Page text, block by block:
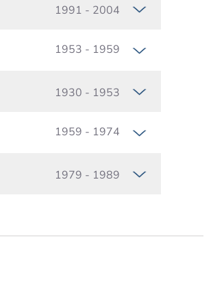
1991 - 2004
1953 - 1959
1930 - 1953
1959 - 1974
1979 - 1989